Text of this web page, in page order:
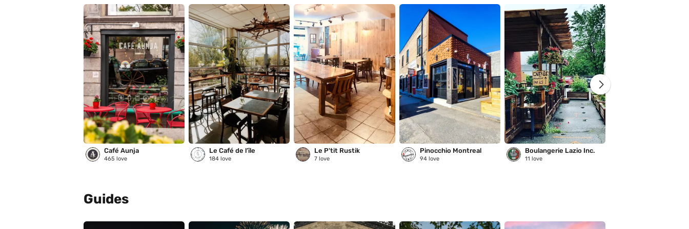
Café Aunja
465 love
Le Café de l’île
184 love
Le P'tit Rustik
7 love
Pinocchio Montreal
94love
Boulangerie Lazio Inc.
11 love
Guides